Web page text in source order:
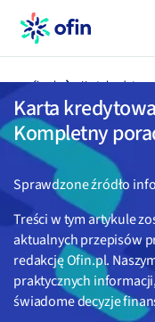
ofin.pl Karty kredytowe
Karta
Kompletny
Sprawdzone źródło
Treści w tym artykule
aktualnych przepisów
redakcję Ofin.pl.
praktycznych
świadome decyzje